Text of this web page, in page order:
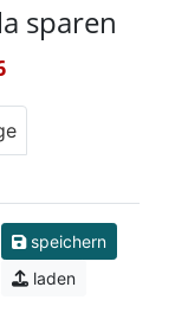
sparen
speichern
laden